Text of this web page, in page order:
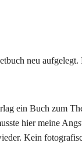
neu
ein Buch zum
hier meine
Kein